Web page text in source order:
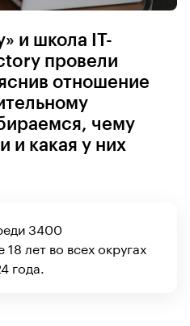
и школа IT-
провели
отношение
чему
и какая у них
3400
лет во всех округах
года.